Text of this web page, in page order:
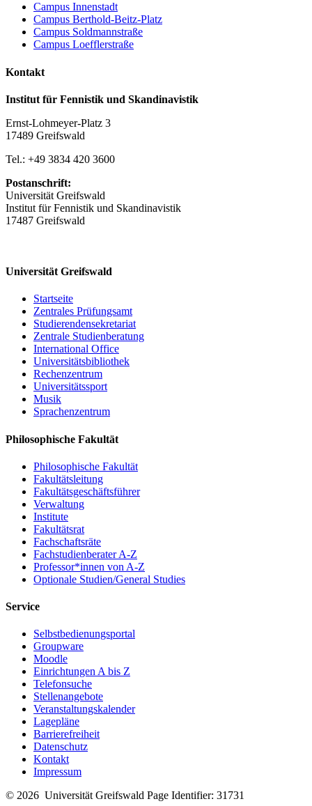
Campus Innenstadt
Campus Berthold-Beitz-Platz
Campus Soldmannstraße
Campus Loefflerstraße
Kontakt
Institut für Fennistik und Skandinavistik
Ernst-Lohmeyer-Platz 3
17489 Greifswald
Tel.: +49 3834 420 3600
Postanschrift:
Universität Greifswald
Institut für Fennistik und Skandinavistik
17487 Greifswald
Universität Greifswald
Startseite
Zentrales Prüfungsamt
Studierendensekretariat
Zentrale Studienberatung
International Office
Universitätsbibliothek
Rechenzentrum
Universitätssport
Musik
Sprachenzentrum
Philosophische Fakultät
Philosophische Fakultät
Fakultätsleitung
Fakultätsgeschäftsführer
Verwaltung
Institute
Fakultätsrat
Fachschaftsräte
Fachstudienberater A-Z
Professor*innen von A-Z
Optionale Studien/General Studies
Service
Selbstbedienungsportal
Groupware
Moodle
Einrichtungen A bis Z
Telefonsuche
Stellenangebote
Veranstaltungskalender
Lagepläne
Barrierefreiheit
Datenschutz
Kontakt
Impressum
© 2026 Universität Greifswald Page Identifier: 31731